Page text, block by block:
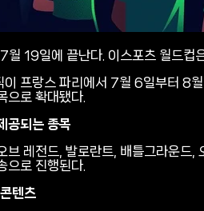
월 19일에 끝난다. 이스포츠 월드컵
이 프랑스 파리에서 7월 6일부터
으로 확대됐다.
공되는 종목
브 레전드, 발로란트, 배틀그라운드
으로 진행된다.
텐츠